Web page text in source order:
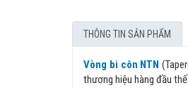
THÔNG TIN SẢN PHẨM
Vòng bi côn NTN
thương hiệu hàng đầu